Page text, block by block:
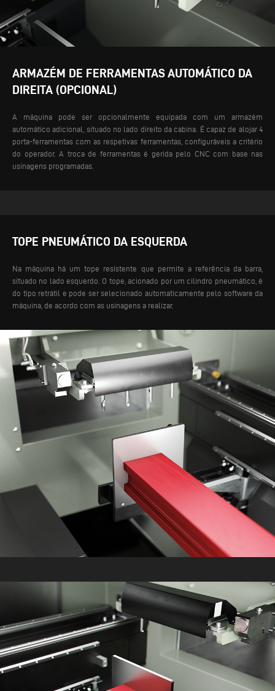
ARMAZÉM DE FERRAMENTAS AUTOMÁTICO DA
DIREITA (OPCIONAL)
A máquina pode ser opcionalmente equipada com um armazém
automático adicional, situado no lado direito da cabina. É capaz de alojar 4
porta-ferramentas com as respetivas ferramentas, configuráveis a critério
do operador. A troca de ferramentas é gerida pelo CNC com base nas
usinagens programadas.
TOPE PNEUMÁTICO DA ESQUERDA
Na máquina há um tope resistente que permite a referência da barra,
situado no lado esquerdo. O tope, acionado por um cilindro pneumático, é
do tipo retrátil e pode ser selecionado automaticamente pelo software da
máquina, de acordo com as usinagens a realizar.